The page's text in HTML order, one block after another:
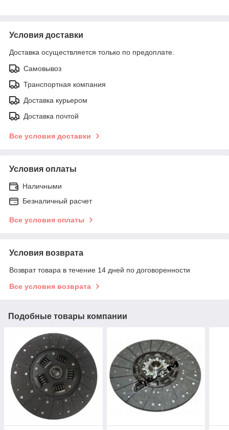
Условия доставки
Доставка осуществляется только по предоплате.
Самовывоз
Транспортная компания
Доставка курьером
Доставка почтой
Все условия доставки
Условия оплаты
Наличными
Безналичный расчет
Все условия оплаты
Условия возврата
Возврат товара в течение 14 дней по договоренности
Все условия возврата
Подобные товары компании